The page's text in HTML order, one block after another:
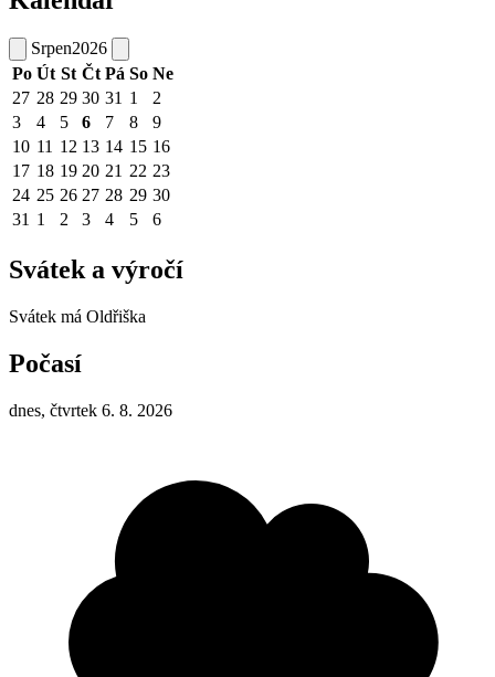
Srpen2026
Po Út St Čt Pá So Ne
27 28 29 30 31 1
2
3
4 5 6 7 8
9
10 11 12 13 14 15 16
17 18 19 20 21 22 23
24 25 26 27 28 29 30
31 1 2 3 4 5 6
Svátek a výročí
Svátek má Oldřiška
Počasí
dnes, čtvrtek 6. 8. 2026